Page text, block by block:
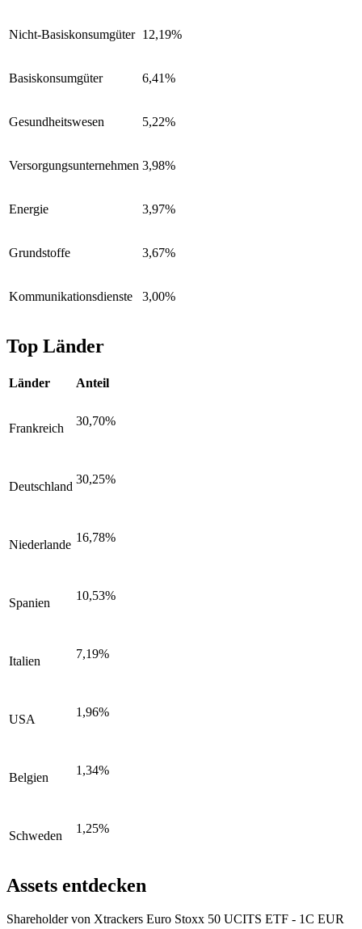
Nicht-Basiskonsumgüter 12,19%
Basiskonsumgüter 6,41%
Gesundheitswesen 5,22%
Versorgungsunternehmen 3,98%
Energie 3,97%
Grundstoffe 3,67%
Kommunikationsdienste 3,00%
Top Länder
Länder Anteil
Frankreich
30,70%
Deutschland
30,25%
Niederlande
16,78%
Spanien
10,53%
Italien
7,19%
USA
1,96%
Belgien
1,34%
Schweden
1,25%
Assets entdecken
Shareholder von Xtrackers Euro Stoxx 50 UCITS ETF - 1C EUR